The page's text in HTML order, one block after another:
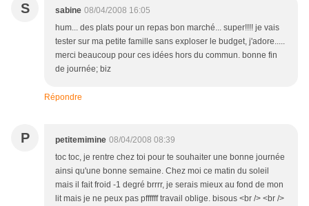
S sabine 08/04/2008 16:05
hum... des plats pour un repas bon marché... super!!!! je vais
tester sur ma petite famille sans exploser le budget, j'adore.....
merci beaucoup pour ces idées hors du commun. bonne fin
de journée; biz
Répondre
P petitemimine 08/04/2008 08:39
toc toc, je rentre chez toi pour te souhaiter une bonne journée
ainsi qu'une bonne semaine. Chez moi ce matin du soleil
mais il fait froid -1 degré brrrr, je serais mieux au fond de mon
lit mais je ne peux pas pffffff travail oblige. bisous <br /> <br />